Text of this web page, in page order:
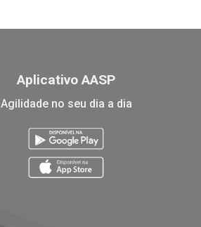
Aplicativo AASP
Agilidade no seu dia a dia